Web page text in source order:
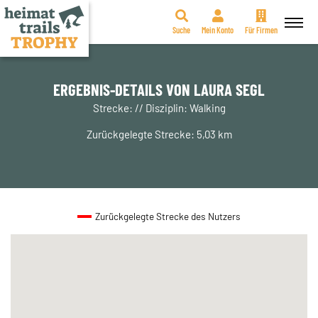
Zum
Suche Mein Konto Für Firmen
ERGEBNIS-DETAILS VON LAURA SEGL
Strecke: // Disziplin: Walking
Zurückgelegte Strecke: 5,03 km
Zurückgelegte Strecke des Nutzers